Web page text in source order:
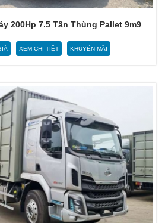
200Hp 7.5 Tấn Thùng Pallet 9m9
XEM CHI TIẾT KHUYẾN MÃI